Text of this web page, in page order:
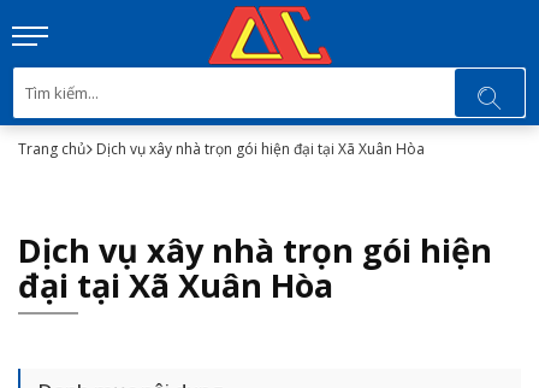
Trang chủ Dịch vụ xây nhà trọn gói hiện đại tại Xã Xuân Hòa
Dịch vụ xây nhà trọn gói hiện
đại tại Xã Xuân Hòa